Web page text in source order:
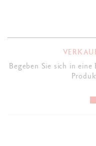
Begeben Sie sich in